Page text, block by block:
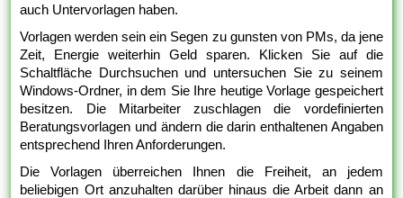
auch Untervorlagen haben.
Vorlagen werden sein ein Segen zu gunsten von PMs, da jene
Zeit, Energie weiterhin Geld sparen. Klicken Sie auf die
Schaltfläche Durchsuchen und untersuchen Sie zu seinem
Windows-Ordner, in dem Sie Ihre heutige Vorlage gespeichert
besitzen. Die Mitarbeiter zuschlagen die vordefinierten
Beratungsvorlagen und ändern die darin enthaltenen Angaben
entsprechend Ihren Anforderungen.
Die Vorlagen überreichen Ihnen die Freiheit, an jedem
beliebigen Ort anzuhalten darüber hinaus die Arbeit dann an